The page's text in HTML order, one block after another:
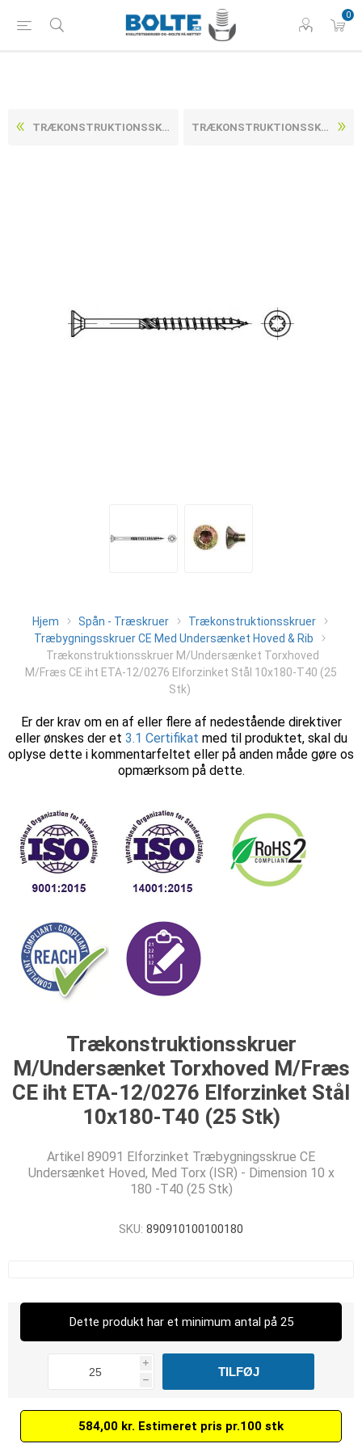
0
TRÆKONSTRUKTIONSSKRUER M/UNDERSÆNKET TORXHOVED M/FRÆS CE IHT ETA-12/0276 ELFORZINKET STÅL 10X120-T40 (50 STK) TRÆKONSTRUKTIONSSKRUER M/UNDERSÆNKET TORXHOVED M/FRÆS CE IHT ETA-12/0276 ELFORZINKET STÅL 10X200-T40 (25 STK)
Hjem Spån - Træskruer
Trækonstruktionsskruer
Træbygningsskruer CE Med Undersænket Hoved & Rib
Trækonstruktionsskruer M/Undersænket Torxhoved
M/Fræs CE iht ETA-12/0276 Elforzinket Stål 10x180-T40 (25
Stk)
Er der krav om en af eller flere af nedestående direktiver
eller ønskes der et 3.1 Certifikat med til produktet, skal du
oplyse dette i kommentarfeltet eller på anden måde gøre os
opmærksom på dette.
Trækonstruktionsskruer
M/Undersænket Torxhoved M/Fræs
CE iht ETA-12/0276 Elforzinket Stål
10x180-T40 (25 Stk)
Artikel 89091 Elforzinket Træbygningsskrue CE
Undersænket Hoved, Med Torx (ISR) - Dimension 10 x
180 -T40 (25 Stk)
SKU: 890910100100180
Dette produkt har et minimum antal på 25
i
h
584,00 kr. Estimeret pris pr.100 stk